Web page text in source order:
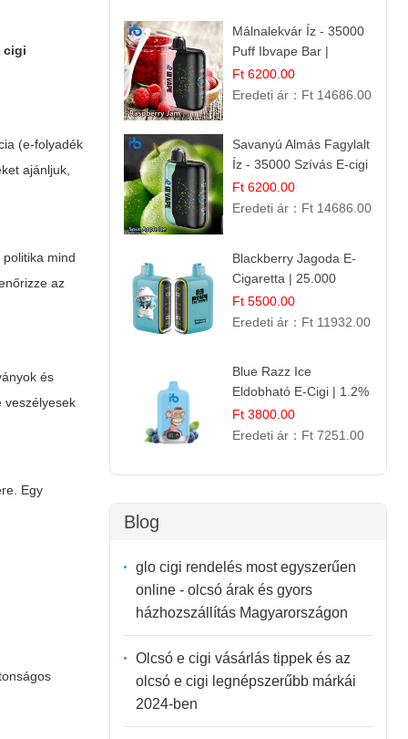
cigi
(e-folyadék
ajánljuk,
mind
az
és
veszélyesek
Egy
Málnalekvár Íz - 35000
Puff Ibvape Bar |
Gazdag Gyümölcsös
Ízélmény!
Ft 6200.00
Eredeti ár： Ft 14686.00
Savanyú Almás Fagylalt
Íz - 35000 Szívás E-cigi
Ft 6200.00
Eredeti ár： Ft 14686.00
Blackberry Jagoda E-
Cigaretta | 25.000
Szívás | Ízesített E-
Liquid
Ft 5500.00
Eredeti ár： Ft 11932.00
Blue Razz Ice
Eldobható E-Cigi | 1.2%
Nikotin | Jéghideg
Málna Íz
Ft 3800.00
Eredeti ár： Ft 7251.00
Blog
glo cigi rendelés most egyszerűen
online - olcsó árak és gyors
házhozszállítás Magyarországon
Olcsó e cigi vásárlás tippek és az
olcsó e cigi legnépszerűbb márkái
2024-ben